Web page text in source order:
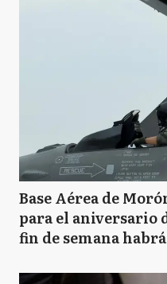
Base Aérea de
para el aniversario
fin de semana